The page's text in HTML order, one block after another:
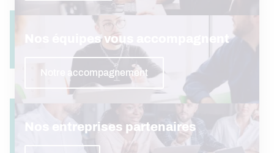
Nos équipes vous accompagnent
Notre accompagnement
Nos entreprises partenaires